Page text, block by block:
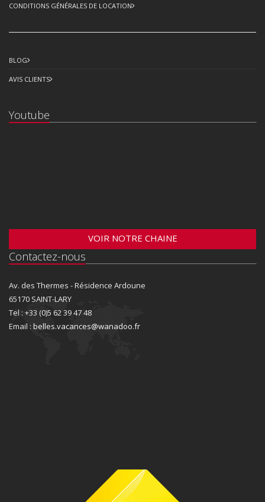
CONDITIONS GÉNÉRALES DE LOCATION
BLOG
AVIS CLIENTS
Youtube
VOIR NOTRE CHAINE
Contactez-nous
Av. des Thermes - Résidence Ardoune
65170 SAINT-LARY
Tel : +33 (0)5 62 39 47 48
Email : belles.vacances@wanadoo.fr